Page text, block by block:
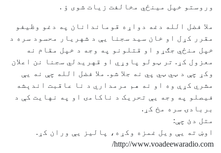
وروستو خپل مينځي مخالفت زيات شوی ؤ .
ملا فضل الله دغه دواړه قوماندانان په دغو وظیفو
مقرر کړل او خان سید سجنا یې د شهریار محسود سره د
خپل منځي جګړو او قتلونو په وجه د خپل مقام نه
معزول کړ. تر ټولو پاوړي او قهریدلي سجنا نن اعلان
وکړ چې د ټي ټي پي نه جلا شو. ملا فضل الله چې نه یې
مشري کړې وه او نه هم مرمداري د نا عاقبت اندېشه
فیصلو په وجه یې تحریک د ناکامۍ او په نهایت کې د
بربادۍ سره مخ کړ.
متل دئ چې:
اوښ ته یې ویل غمزه وکړه، پالیز یې وران کړ.
http://www.voadeewaradio.com/